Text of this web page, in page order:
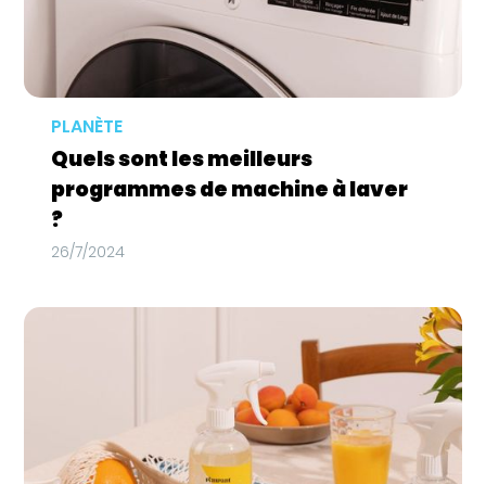
PLANÈTE
Quels sont les meilleurs
programmes de machine à laver
?
26/7/2024